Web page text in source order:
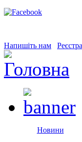
Напишіть нам
Новини